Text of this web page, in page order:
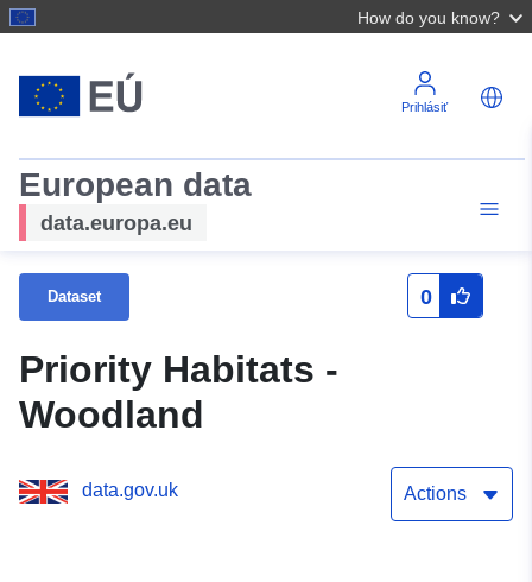
How do you know?
Prihlásiť
European data
data.europa.eu
Dataset 0
Priority Habitats -
Woodland
data.gov.uk Actions